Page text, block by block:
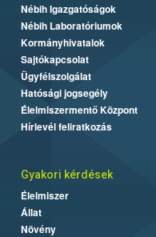
Nébih Igazgatóságok
Nébih Laboratóriumok
Kormányhivatalok
Sajtókapcsolat
Ügyfélszolgálat
Hatósági jogsegély
Élelmiszermentő Központ
Hírlevél feliratkozás
Gyakori kérdések
Élelmiszer
Állat
Növény